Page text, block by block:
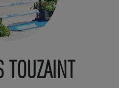
TOUZAINT